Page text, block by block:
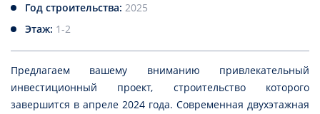
Год строительства: 2025
Этаж: 1-2
Предлагаем вашему вниманию привлекательный
инвестиционный проект, строительство которого
завершится в апреле 2024 года. Современная двухэтажная